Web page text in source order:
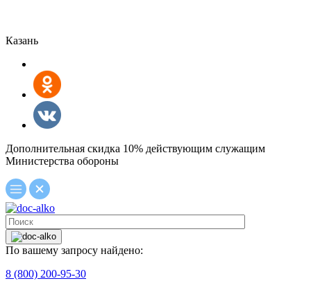
Казань
Дополнительная скидка 10% действующим служащим
Министерства обороны
По вашему запросу найдено:
8 (800) 200-95-30